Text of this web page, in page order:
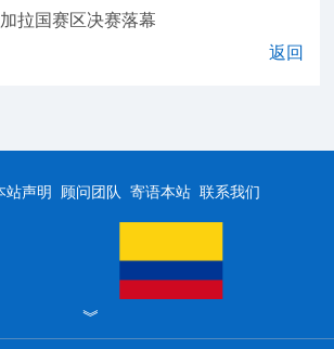
拉国赛区决赛落幕
返回
站声明 顾问团队 寄语本站 联系我们
︾